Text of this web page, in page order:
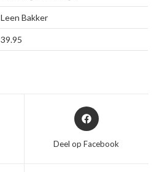
Leen Bakker
39.95
Opent
in
nieuw
Deel op Facebook